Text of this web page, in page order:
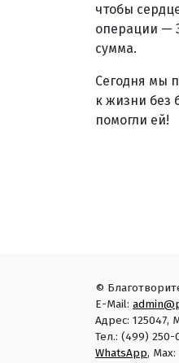
чтобы
операции —
сумма.
Сегодня мы
к жизни без
помогли ей!
©
E-Mail:
Адрес: 125047,
Тел.: (499)
WhatsApp, Max: